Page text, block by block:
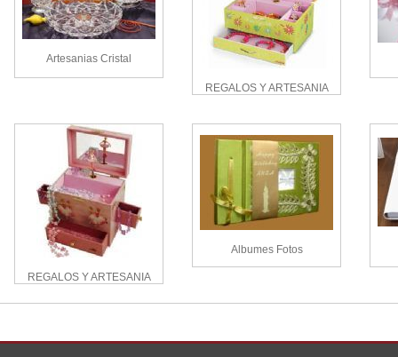
Artesanias Cristal
REGALOS Y ARTESANIA
REGALOS Y ARTESANIA
Albumes Fotos